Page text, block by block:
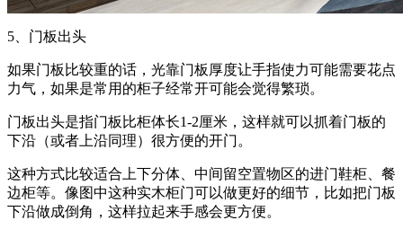
5、门板出头
如果门板比较重的话，光靠门板厚度让手指使力可能需要花点
力气，如果是常用的柜子经常开可能会觉得繁琐。
门板出头是指门板比柜体长1-2厘米，这样就可以抓着门板的
下沿（或者上沿同理）很方便的开门。
这种方式比较适合上下分体、中间留空置物区的进门鞋柜、餐
边柜等。像图中这种实木柜门可以做更好的细节，比如把门板
下沿做成倒角，这样拉起来手感会更方便。